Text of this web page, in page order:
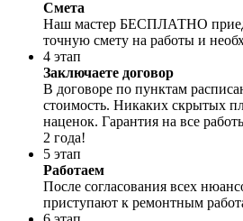
Смета
Наш мастер БЕСПЛАТНО
точную смету на работы и
4 этап
Заключаете договор
В договоре по пунктам
стоимость. Никаких скрытых
наценок. Гарантия на все
2 года!
5 этап
Работаем
После согласования всех
приступают к ремонтным